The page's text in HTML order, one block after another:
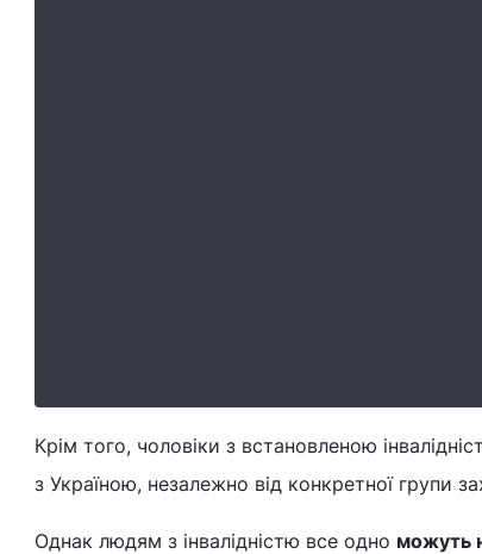
Крім того, чоловіки з встановленою
з Україною, незалежно від конкретної групи
Однак людям з інвалідністю все одно можуть